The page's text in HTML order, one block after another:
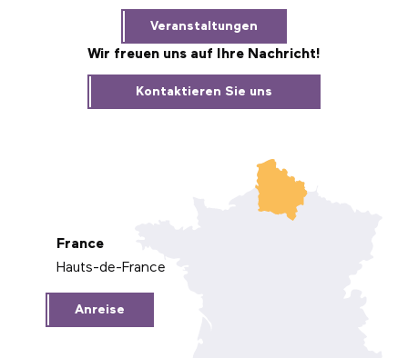
Veranstaltungen
Wir freuen uns auf Ihre Nachricht!
Kontaktieren Sie uns
France
Hauts-de-France
Anreise